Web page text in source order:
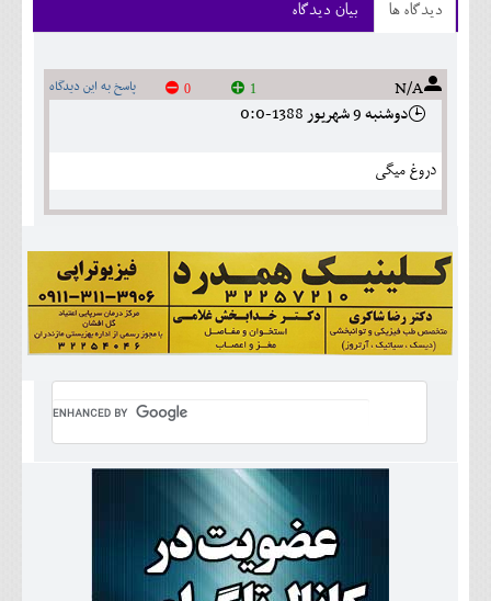
دیدگاه ها بیان دیدگاه
N/A پاسخ به این دیدگاه 1
0
دوشنبه 9 شهريور 1388-0:0
دروغ میگی